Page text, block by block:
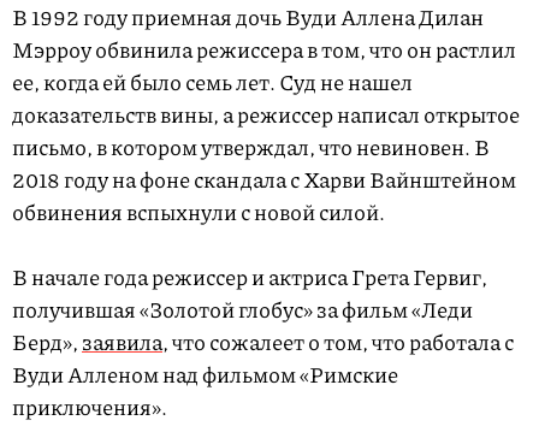
В 1992 году приемная дочь Вуди Аллена Дилан
Мэрроу обвинила режиссера в том, что он растлил
ее, когда ей было семь лет. Суд не нашел
доказательств вины, а режиссер написал открытое
письмо, в котором утверждал, что невиновен. В
2018 году на фоне скандала с Харви Вайнштейном
обвинения вспыхнули с новой силой.
В начале года режиссер и актриса Грета Гервиг,
получившая «Золотой глобус» за фильм «Леди
Берд»,заявила, что сожалеет о том, что работала с
Вуди Алленом над фильмом «Римские
приключения».